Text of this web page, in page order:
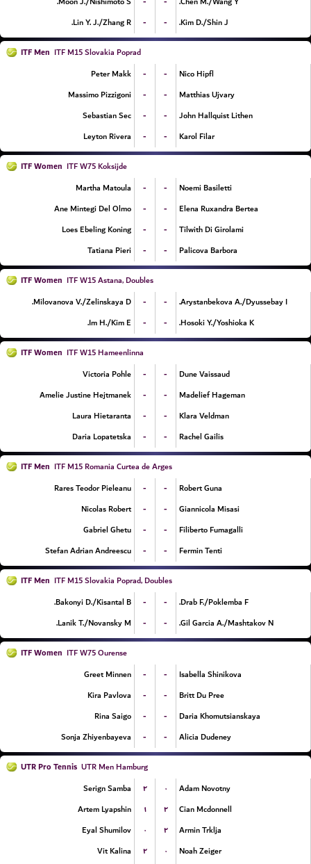
Lin Y. J./Zhang R.
- - Kim D./Shin J.
ITF Men ITF M15 Slovakia Poprad
Peter Makk
- -
Nico Hipfl
Massimo Pizzigoni
- -
Matthias Ujvary
Sebastian Sec
- -
John Hallquist Lithen
Leyton Rivera
- - Karol Filar
ITF Women ITF W75 Koksijde
Martha Matoula
- -
Noemi Basiletti
Ane Mintegi Del Olmo
- -
Elena Ruxandra Bertea
Loes Ebeling Koning
- -
Tilwith Di Girolami
Tatiana Pieri
- - Palicova Barbora
ITF Women ITF W15 Astana, Doubles
Milovanova V./Zelinskaya D.
- -
Arystanbekova A./Dyussebay I.
Im H./Kim E.
- - Hosoki Y./Yoshioka K.
ITF Women ITF W15 Hameenlinna
Victoria Pohle
- -
Dune Vaissaud
Amelie Justine Hejtmanek
- -
Madelief Hageman
Laura Hietaranta
- -
Klara Veldman
Daria Lopatetska
- - Rachel Gailis
ITF Men ITF M15 Romania Curtea de Arges
Rares Teodor Pieleanu
- -
Robert Guna
Nicolas Robert
- -
Giannicola Misasi
Gabriel Ghetu
- -
Filiberto Fumagalli
Stefan Adrian Andreescu
- - Fermin Tenti
ITF Men ITF M15 Slovakia Poprad, Doubles
Bakonyi D./Kisantal B.
- -
Drab F./Poklemba F.
Lanik T./Novansky M.
- - Gil Garcia A./Mashtakov N.
ITF Women ITF W75 Ourense
Greet Minnen
- -
Isabella Shinikova
Kira Pavlova
- -
Britt Du Pree
Rina Saigo
- -
Daria Khomutsianskaya
Sonja Zhiyenbayeva
- - Alicia Dudeney
UTR Pro Tennis UTR Men Hamburg
Serign Samba
۲ ۰
Adam Novotny
Artem Lyapshin
۱ ۲
Cian Mcdonnell
Eyal Shumilov
۰ ۲
Armin Trklja
Vit Kalina
۲ ۰
Noah Zeiger